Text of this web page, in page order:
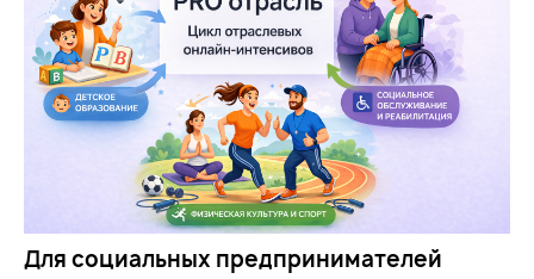
Для социальных предпринимателей